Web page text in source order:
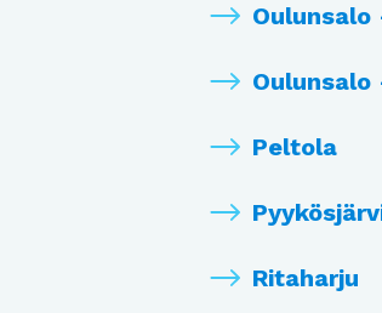
Oulunsalo
Peltola
Ritaharju